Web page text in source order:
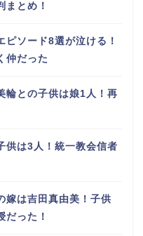
まとめ！
ピソード8選が泣ける！
仲だった
輪との子供は娘1人！再
供は3人！統一教会信者
嫁は吉田真由美！子供
だった！